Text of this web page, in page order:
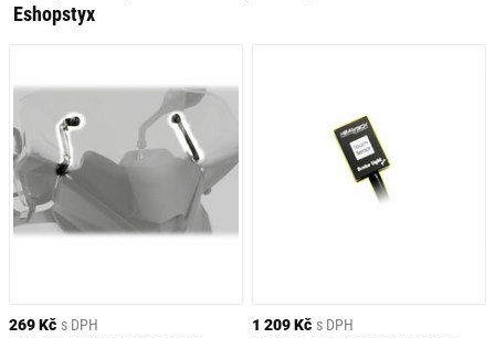
Eshopstyx
269 Kč s DPH
1 209 Kč s DPH